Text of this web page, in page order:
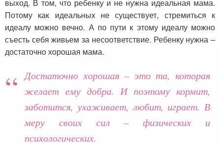
выход. В том, что ребенку и не нужна идеальная мама.
Потому как идеальных не существует, стремиться к
идеалу можно вечно. А по пути к этому идеалу можно
съесть себя живьем за несоответствие. Ребенку нужна –
достаточно хорошая мама.
Достаточно хорошая – это та, которая
желает ему добра. И поэтому кормит,
заботится, ухаживает, любит, играет. В
меру своих сил – физических и
психологических.